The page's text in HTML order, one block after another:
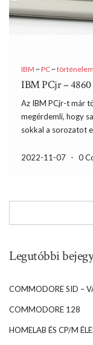
IBM ~PC~történelem
IBM PCjr – 4860
Az IBM PCjr-t már
megérdemli, hogy
sokkal a sorozatot
futott a project
2022-11-07 - 0
Legutóbbi
COMMODORE SID –
COMMODORE 128
HOMELAB ÉS CP/M